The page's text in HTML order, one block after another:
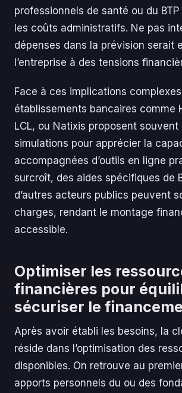
professionnels de santé ou du
les coûts administratifs. Ne pas
dépenses dans la prévision serait
l’entreprise à des tensions
Face à ces implications
établissements bancaires comme
LCL, ou Natixis proposent souvent
simulations pour apprécier la
accompagnées d’outils en ligne
surcroît, des aides spécifiques de
d’autres acteurs publics peuvent
charges, rendant le montage
accessible.
Optimiser les
financières pour
sécuriser le
Après avoir établi les besoins, la
réside dans l’optimisation des
disponibles. On retrouve au
apports personnels du ou des